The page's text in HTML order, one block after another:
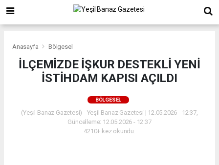
Anasayfa Bölgesel
İLÇEMİZDE İŞKUR DESTEKLİ YENİ
İSTİHDAM KAPISI AÇILDI
BÖLGESEL
(Yeşil Banaz Gazetesi) - Yeşil Banaz Gazetesi | 12.05.2026 - 12:37,
Güncelleme: 12.05.2026 - 12:37
4210+ kez okundu.